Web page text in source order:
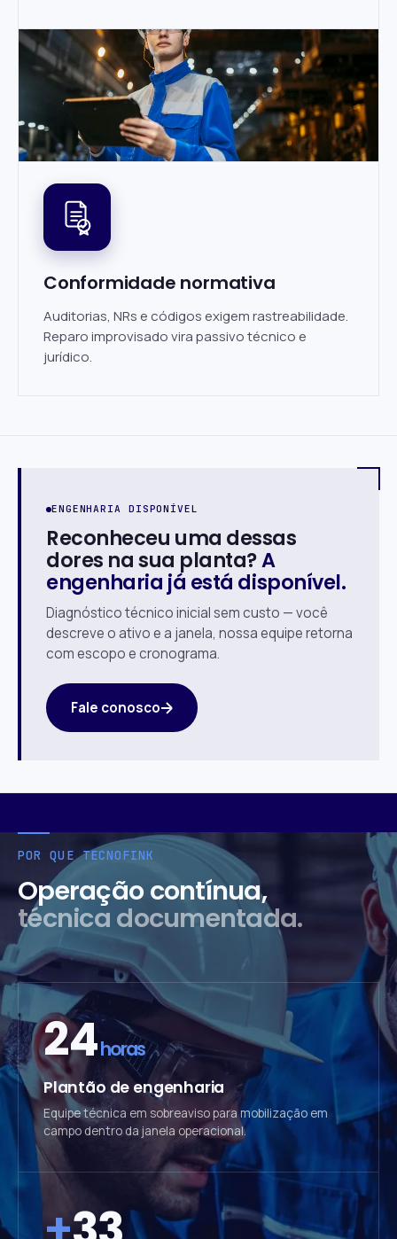
Conformidade normativa
Auditorias, NRs e códigos exigem rastreabilidade.
Reparo improvisado vira passivo técnico e
jurídico.
ENGENHARIA DISPONÍVEL
Reconheceu uma dessas
dores na sua planta?A
engenharia já está disponível.
Diagnóstico técnico inicial sem custo — você
descreve o ativo e a janela, nossa equipe retorna
com escopo e cronograma.
Fale conosco
POR QUE TECNOFINK
Operação contínua,
técnica documentada.
24horas
Plantão de engenharia
Equipe técnica em sobreaviso para mobilização em
campo dentro da janela operacional.